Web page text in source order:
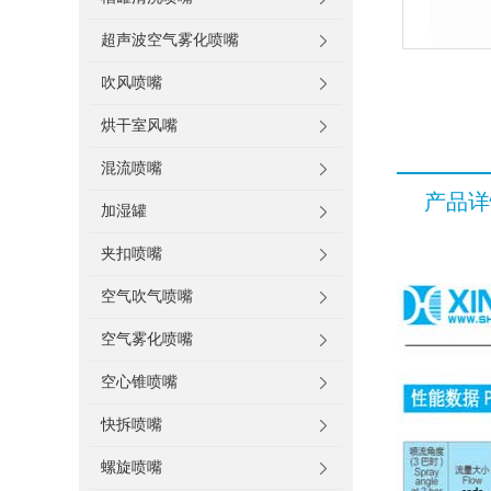
超声波空气雾化喷嘴
吹风喷嘴
烘干室风嘴
混流喷嘴
加湿罐
夹扣喷嘴
空气吹气喷嘴
空气雾化喷嘴
空心锥喷嘴
快拆喷嘴
螺旋喷嘴
产品